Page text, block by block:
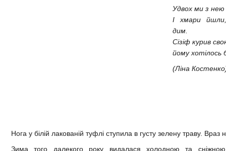
Удвох ми з нею
І хмари
дим.
Сізіф курив
йому
(Ліна
Нога у білій лакованій туфлі ступила в густу зелену траву. Враз
Зима того далекого року видалася холодною та